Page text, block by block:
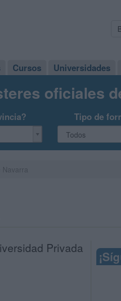
Cursos Universidades
oficiales
Tipo de
Privada